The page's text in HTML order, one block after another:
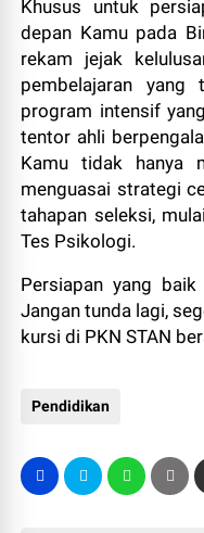
Khusus untuk
depan Kamu pada
rekam jejak
pembelajaran yang
program intensif
tentor ahli
Kamu tidak hanya
menguasai strategi
tahapan seleksi,
Tes Psikologi.
Persiapan yang
Jangan tunda lagi,
kursi di PKN STAN
Pendidikan